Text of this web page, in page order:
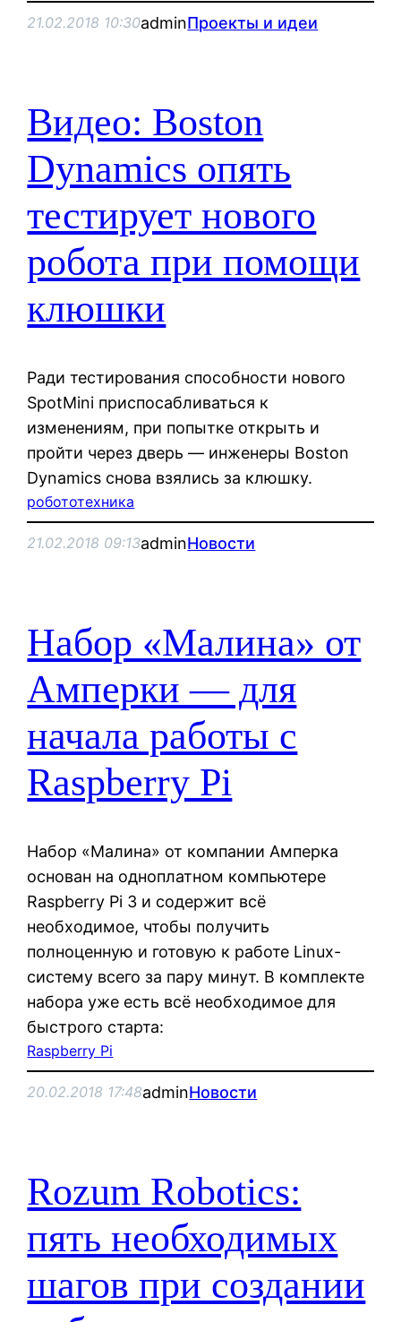
21.02.2018 10:30adminПроекты и идеи
Видео: Boston
Dynamics опять
тестирует нового
робота при помощи
клюшки
Ради тестирования способности нового
SpotMini приспосабливаться к
изменениям, при попытке открыть и
пройти через дверь — инженеры Boston
Dynamics снова взялись за клюшку.
робототехника
21.02.2018 09:13adminНовости
Набор «Малина» от
Амперки — для
начала работы с
Raspberry Pi
Набор «Малина» от компании Амперка
основан на одноплатном компьютере
Raspberry Pi 3 и содержит всё
необходимое, чтобы получить
полноценную и готовую к работе Linux-
систему всего за пару минут. В комплекте
набора уже есть всё необходимое для
быстрого старта:
Raspberry Pi
20.02.2018 17:48adminНовости
Rozum Robotics:
пять необходимых
шагов при создании